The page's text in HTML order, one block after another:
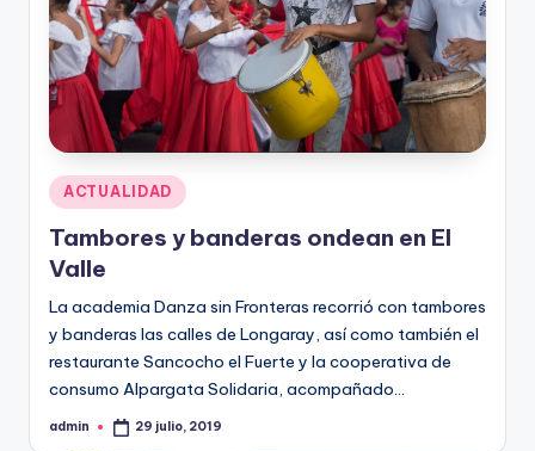
Publicado
en
ACTUALIDAD
Tambores y banderas ondean en El
Valle
La academia Danza sin Fronteras recorrió con tambores
y banderas las calles de Longaray, así como también el
restaurante Sancocho el Fuerte y la cooperativa de
consumo Alpargata Solidaria, acompañado…
Publicado
admin 29 julio, 2019